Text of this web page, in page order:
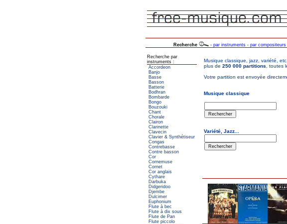
Recherche - par instruments - par compositeurs
Recherche par
instruments :
Accordeon
Banjo
Basse
Basson
Batterie
Bodhran
Bombarde
Bongo
Bouzouki
Chant
Chorale
Clairon
Clarinette
Clavecin
Clavier & Synthétiseur
Congas
Contrebasse
Contre basson
Cor
Cornemuse
Cornet
Cor anglais
Cythare
Darbuka
Didgeridoo
Djembe
Dulcimer
Euphonium
Flute à bec
Flute à dix sous
Flute de Pan
Flute piccolo